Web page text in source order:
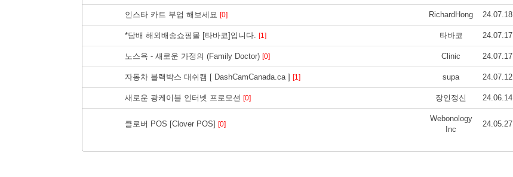
인스타 카트 부업 해보세요 [0] RichardHong 24.07.18
*담배 해외배송쇼핑몰 [타바코]입니다. [1] 타바코 24.07.17
노스욕 - 새로운 가정의 (Family Doctor) [0] Clinic 24.07.17
자동차 블랙박스 대쉬캠 [ DashCamCanada.ca ] [1] supa 24.07.12
새로운 광케이블 인터넷 프로모션 [0] 장인정신 24.06.14
클로버 POS [Clover POS] [0]
Webonology
Inc
24.05.27